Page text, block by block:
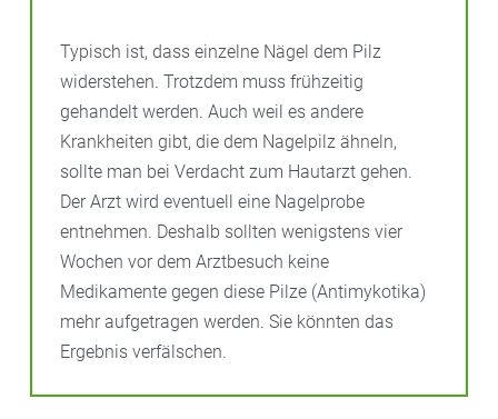
Typisch ist, dass einzelne Nägel dem Pilz
widerstehen. Trotzdem muss frühzeitig
gehandelt werden. Auch weil es andere
Krankheiten gibt, die dem Nagelpilz ähneln,
sollte man bei Verdacht zum Hautarzt gehen.
Der Arzt wird eventuell eine Nagelprobe
entnehmen. Deshalb sollten wenigstens vier
Wochen vor dem Arztbesuch keine
Medikamente gegen diese Pilze (Antimykotika)
mehr aufgetragen werden. Sie könnten das
Ergebnis verfälschen.